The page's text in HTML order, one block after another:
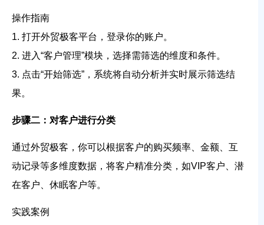
操作指南
1. 打开外贸极客平台，登录你的账户。
2. 进入“客户管理”模块，选择需筛选的维度和条件。
3. 点击“开始筛选”，系统将自动分析并实时展示筛选结
果。
步骤二：对客户进行分类
通过外贸极客，你可以根据客户的购买频率、金额、互
动记录等多维度数据，将客户精准分类，如VIP客户、潜
在客户、休眠客户等。
实践案例